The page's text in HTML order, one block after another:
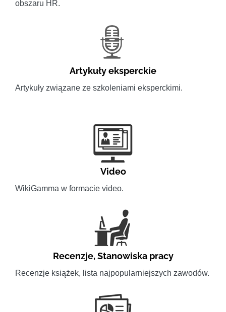
obszaru HR.
Artykuły eksperckie
Artykuły związane ze szkoleniami eksperckimi.
Video
WikiGamma w formacie video.
Recenzje,Stanowiska pracy
Recenzje książek, lista najpopularniejszych zawodów.